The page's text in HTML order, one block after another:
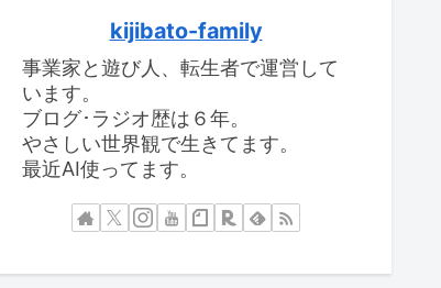
kijibato-family
事業家と遊び人、転生者で運営して
います。
ブログ･ラジオ歴は６年。
やさしい世界観で生きてます。
最近AI使ってます。